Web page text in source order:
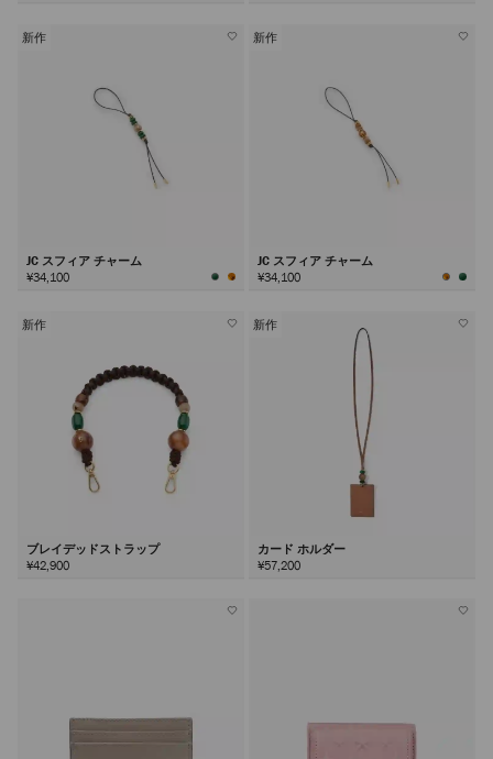
新作
JC スフィア チャーム
¥34,100
新作
JC スフィア チャーム
¥34,100
新作
ブレイデッドストラップ
¥42,900
新作
カード ホルダー
¥57,200